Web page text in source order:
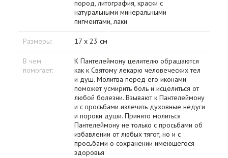
пород, литография, краски с
натуральными минеральными
пигментами, лаки
Размеры: 17 х 23 см
В чем
помогает:
К Пантелеймону целителю обращаются
как к Святому лекарю человеческих тел
и душ. Молитва перед его иконами
поможет усмирить боль и исцелиться от
любой болезни. Взывают к Пантелеймону
и с просьбами излечить духовные недуги
и пороки души. Принято молиться
Пантелеймону не только с просьбами об
избавлении от любых тягот, но и с
просьбами о сохранении имеющегося
здоровья